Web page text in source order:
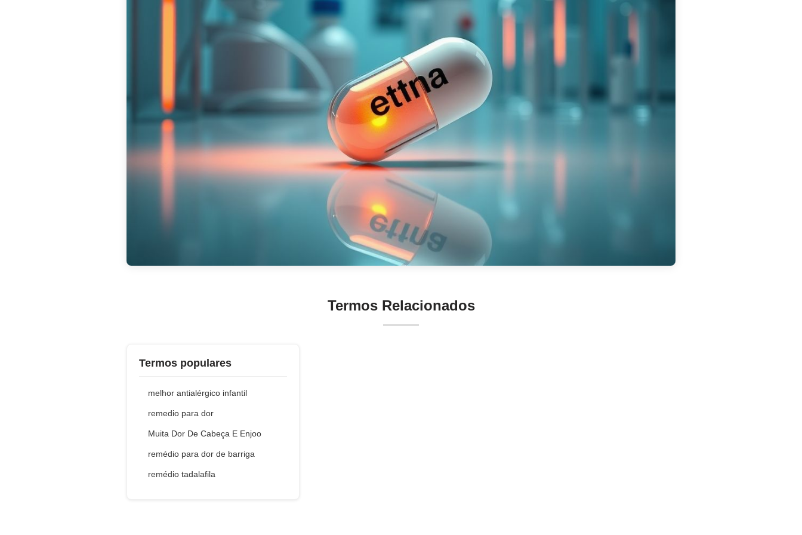
Termos Relacionados
Termos populares
melhor antialérgico infantil
remedio para dor
Muita Dor De Cabeça E Enjoo
remédio para dor de barriga
remédio tadalafila